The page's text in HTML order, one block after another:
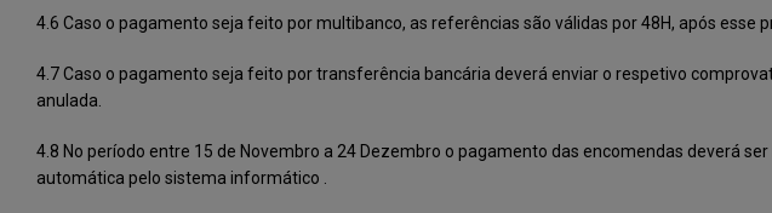
4.6 Caso o pagamento seja feito por multibanco, as referências são válidas por 48H, após esse
4.7 Caso o pagamento seja feito por transferência bancária deverá enviar o respetivo
anulada.
4.8 No período entre 15 de Novembro a 24 Dezembro o pagamento das encomendas deverá
automática pelo sistema informático .